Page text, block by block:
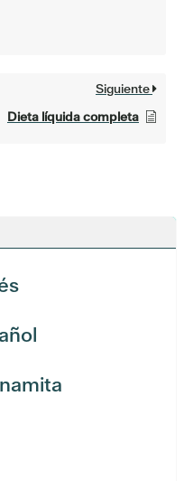
Siguiente
Dieta líquida completa